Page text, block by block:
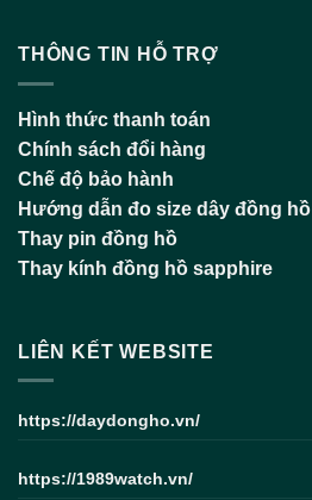
THÔNG TIN HỖ TRỢ
Hình thức thanh toán
Chính sách đổi hàng
Chế độ bảo hành
Hướng dẫn đo size dây đồng hồ
Thay pin đồng hồ
Thay kính đồng hồ sapphire
LIÊN KẾT WEBSITE
https://daydongho.vn/
https://1989watch.vn/